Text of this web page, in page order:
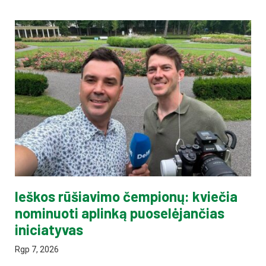
Ieškos rūšiavimo čempionų: kviečia
nominuoti aplinką puoselėjančias
iniciatyvas
Rgp 7, 2026